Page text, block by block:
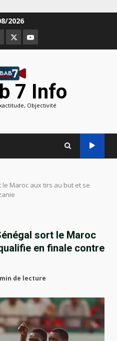
2026
TwitterYoutube
7 Info
Objectivité
le Maroc aux tirs au but et se
sort le Maroc
en finale contre
de lecture